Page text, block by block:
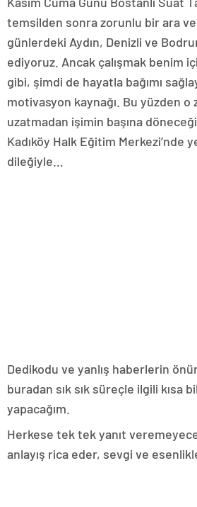
temsilden sonra zorunlu bir ara
günlerdeki Aydın, Denizli ve
ediyoruz. Ancak çalışmak benim
gibi, şimdi de hayatla bağımı
motivasyon kaynağı. Bu yüzden o
uzatmadan işimin başına
Kadıköy Halk Eğitim Merkezi’nde
dileğiyle…
Dedikodu ve yanlış haberlerin
buradan sık sık süreçle ilgili kısa
yapacağım.
Herkese tek tek yanıt
anlayış rica eder, sevgi ve